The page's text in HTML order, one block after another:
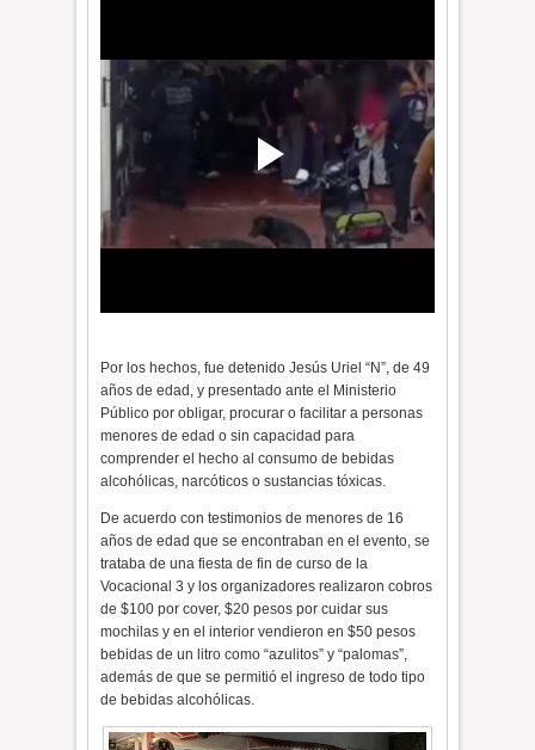
Por los hechos, fue detenido Jesús Uriel “N”, de 49
años de edad, y presentado ante el Ministerio
Público por obligar, procurar o facilitar a personas
menores de edad o sin capacidad para
comprender el hecho al consumo de bebidas
alcohólicas, narcóticos o sustancias tóxicas.
De acuerdo con testimonios de menores de 16
años de edad que se encontraban en el evento, se
trataba de una fiesta de fin de curso de la
Vocacional 3 y los organizadores realizaron cobros
de $100 por cover, $20 pesos por cuidar sus
mochilas y en el interior vendieron en $50 pesos
bebidas de un litro como “azulitos” y “palomas”,
además de que se permitió el ingreso de todo tipo
de bebidas alcohólicas.